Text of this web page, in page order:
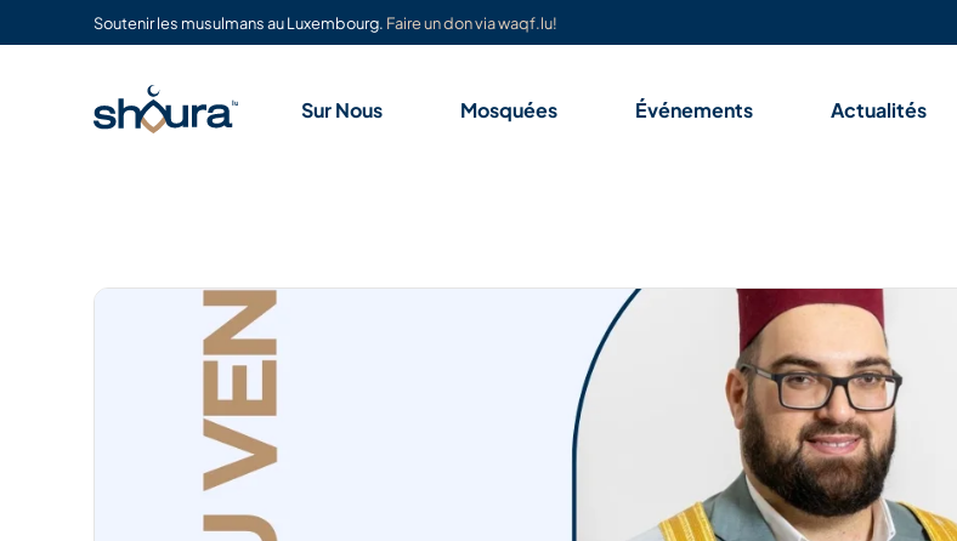
Soutenir les musulmans au Luxembourg. Faire un don via waqf.lu!
Sur Nous Mosquées Événements Actualités